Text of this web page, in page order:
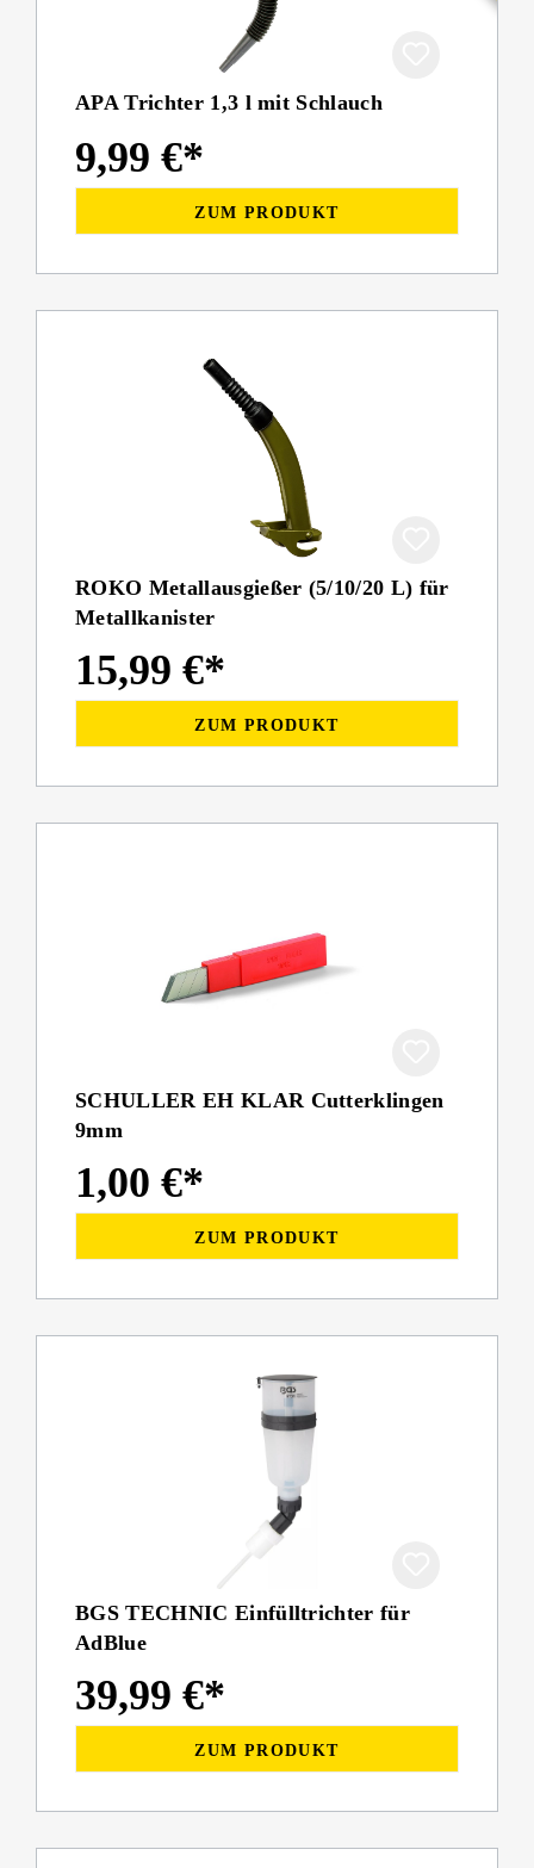
APA Trichter 1,3 l mit Schlauch
9,99 €*
ZUM PRODUKT
ROKO Metallausgießer (5/10/20 L) für
Metallkanister
15,99 €*
ZUM PRODUKT
SCHULLER EH KLAR Cutterklingen
9mm
1,00 €*
ZUM PRODUKT
BGS TECHNIC Einfülltrichter für
AdBlue
39,99 €*
ZUM PRODUKT